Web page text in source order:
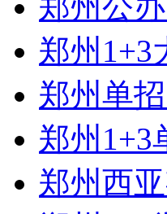
郑州1+3
郑州单
郑州1+3
郑州西